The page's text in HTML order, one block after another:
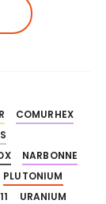
COMURHEX
NARBONNE
PLUTONIUM
URANIUM